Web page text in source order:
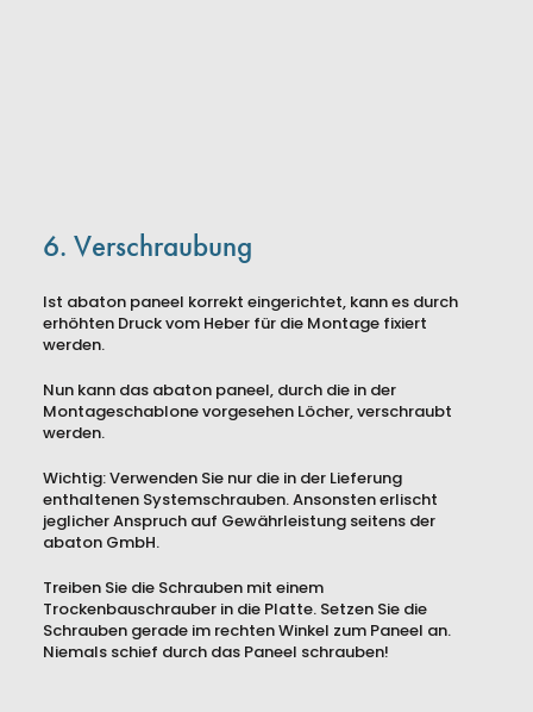
6. Verschraubung
Ist abaton paneel korrekt eingerichtet, kann es durch
erhöhten Druck vom Heber für die Montage fixiert
werden.
Nun kann das abaton paneel, durch die in der
Montageschablone vorgesehen Löcher, verschraubt
werden.
Wichtig: Verwenden Sie nur die in der Lieferung
enthaltenen Systemschrauben. Ansonsten erlischt
jeglicher Anspruch auf Gewährleistung seitens der
abaton GmbH.
Treiben Sie die Schrauben mit einem
Trockenbauschrauber in die Platte. Setzen Sie die
Schrauben gerade im rechten Winkel zum Paneel an.
Niemals schief durch das Paneel schrauben!